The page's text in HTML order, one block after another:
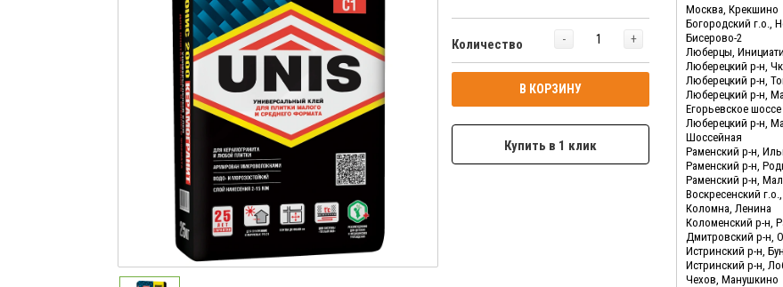
Количество - +
В КОРЗИНУ
Купить в 1 клик
Москва, Крекшино
Богородский г.о.,
Бисерово-2
Люберцы,
Люберецкий р-н,
Люберецкий р-н,
Люберецкий р-н,
Егорьевское шоссе
Люберецкий р-н,
Шоссейная
Раменский р-н,
Раменский р-н,
Раменский р-н,
Воскресенский
Коломна, Ленина
Коломенский р-н,
Дмитровский р-н,
Истринский р-н,
Истринский р-н,
Чехов, Манушкино